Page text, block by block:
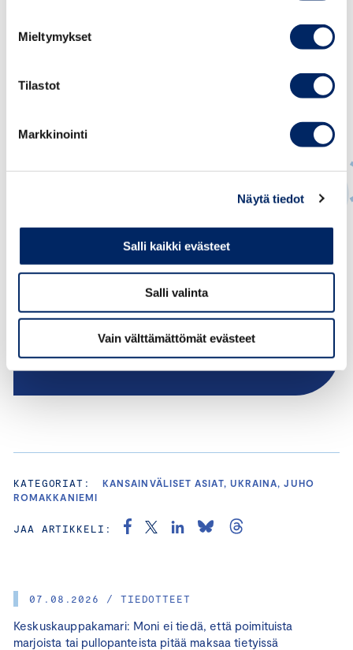
Mieltymykset
Tilastot
Markkinointi
Näytä tiedot
Salli kaikki evästeet
Salli valinta
Vain välttämättömät evästeet
07.08.2026 / TIEDOTTEET
Keskuskauppakamari: Moni ei tiedä, että poimituista
marjoista tai pullopanteista pitää maksaa tietyissä
Juho Romakkaniemi
TOIMITUSJOHTAJA
juho.romakkaniemi@chamber.fi
+358 40 050 5269
KATEGORIAT:
KANSAINVÄLISET ASIAT, UKRAINA, JUHO
ROMAKKANIEMI
JAA ARTIKKELI: